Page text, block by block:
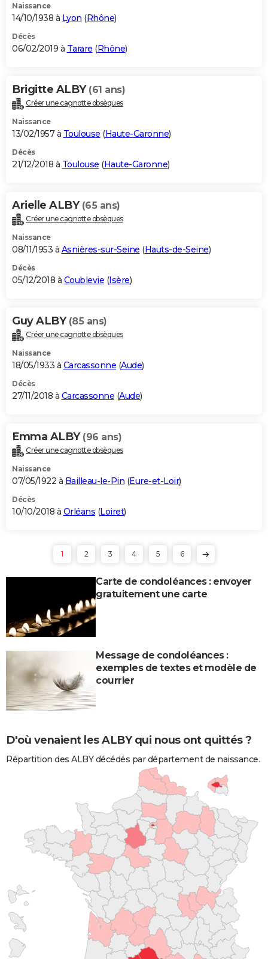
Naissance
14/10/1938 à Lyon (Rhône)
Décès
06/02/2019 à Tarare (Rhône)
Brigitte ALBY (61 ans)
Créer une cagnotte obsèques
Naissance
13/02/1957 à Toulouse (Haute-Garonne)
Décès
21/12/2018 à Toulouse (Haute-Garonne)
Arielle ALBY (65 ans)
Créer une cagnotte obsèques
Naissance
08/11/1953 à Asnières-sur-Seine (Hauts-de-Seine)
Décès
05/12/2018 à Coublevie (Isère)
Guy ALBY (85 ans)
Créer une cagnotte obsèques
Naissance
18/05/1933 à Carcassonne (Aude)
Décès
27/11/2018 à Carcassonne (Aude)
Emma ALBY (96 ans)
Créer une cagnotte obsèques
Naissance
07/05/1922 à Bailleau-le-Pin (Eure-et-Loir)
Décès
10/10/2018 à Orléans (Loiret)
1 2 3 4 5 6
Carte de condoléances : envoyer
gratuitement une carte
Message de condoléances :
exemples de textes et modèle de
courrier
D'où venaient les ALBY qui nous ont quittés ?
Répartition des ALBY décédés par département de naissance.